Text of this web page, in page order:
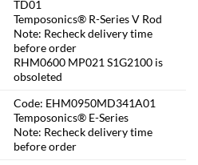
TD01
Temposonics® R-Series V Rod
Note: Recheck delivery time
before order
RHM0600 MP021 S1G2100 is
obsoleted
Code: EHM0950MD341A01
Temposonics® E-Series
Note: Recheck delivery time
before order